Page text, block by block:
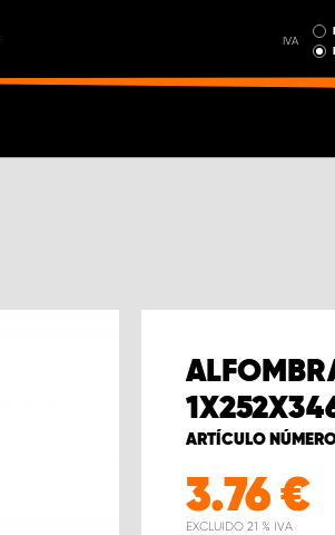
IVA
ARTÍCULO
3.76 €
EXCLUIDO 21 % IVA